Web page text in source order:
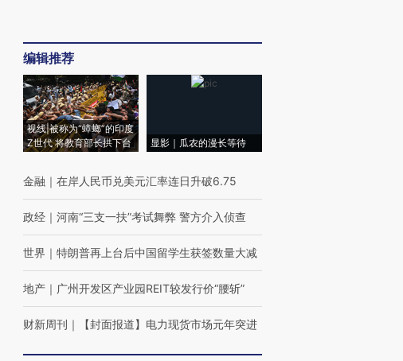
编辑推荐
视线|被称为“蟑螂”的印度
Z世代 将教育部长拱下台
显影｜瓜农的漫长等待
金融 ｜ 在岸人民币兑美元汇率连日升破6.75
政经 ｜ 河南“三支一扶”考试舞弊 警方介入侦查
世界 ｜ 特朗普再上台后中国留学生获签数量大减
地产 ｜ 广州开发区产业园REIT较发行价“腰斩”
财新周刊 ｜ 【封面报道】电力现货市场元年突进